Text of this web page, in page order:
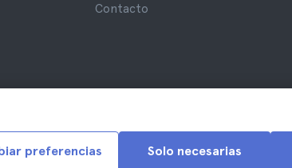
Solo necesarias
preferencias
Contacto